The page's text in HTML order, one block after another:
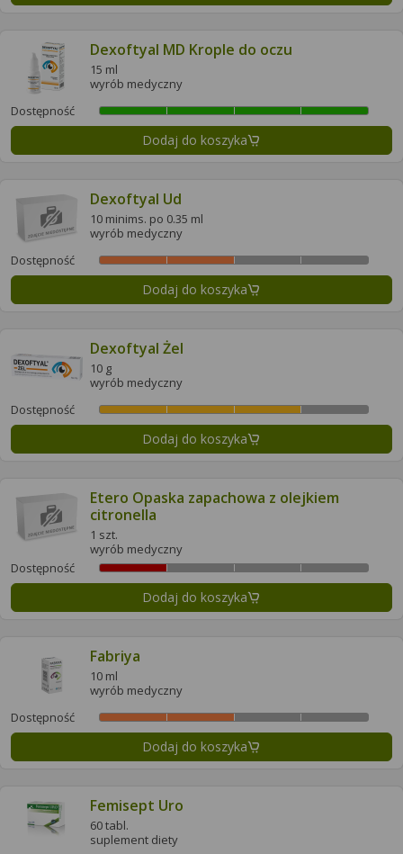
Dexoftyal MD Krople do oczu
15 ml
wyrób medyczny
Dostępność
Dodaj do koszyka
Dexoftyal Ud
10 minims. po 0.35 ml
wyrób medyczny
Dostępność
Dodaj do koszyka
Dexoftyal Żel
10 g
wyrób medyczny
Dostępność
Dodaj do koszyka
Etero Opaska zapachowa z olejkiem
citronella
1 szt.
wyrób medyczny
Dostępność
Dodaj do koszyka
Fabriya
10 ml
wyrób medyczny
Dostępność
Dodaj do koszyka
Femisept Uro
60 tabl.
suplement diety